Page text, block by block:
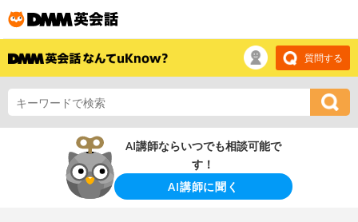
質問する
AI講師ならいつでも相談可能で
す！
AI講師に聞く